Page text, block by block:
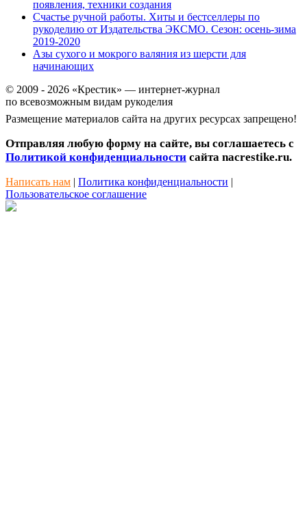
появления, техники создания
Счастье ручной работы. Хиты и бестселлеры по
рукоделию от Издательства ЭКСМО. Сезон: осень-зима
2019-2020
Азы сухого и мокрого валяния из шерсти для
начинающих
© 2009 - 2026 «Крестик» — интернет-журнал
по всевозможным видам рукоделия
Размещение материалов сайта на других ресурсах запрещено!
Отправляя любую форму на сайте, вы соглашаетесь с
Политикой конфиденциальности сайта nacrestike.ru.
Написать нам | Политика конфиденциальности |
Пользовательское соглашение